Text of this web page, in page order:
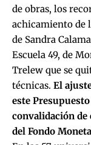
de obras, los
achicamiento de
de Sandra
Escuela 49, de
Trelew que se
técnicas. El
este
convalidación de
del Fondo